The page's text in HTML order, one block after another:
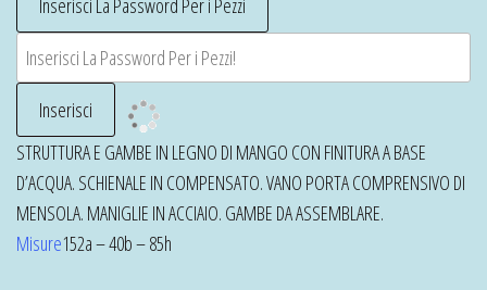
STRUTTURA E GAMBE IN LEGNO DI MANGO CON FINITURA A BASE
D’ACQUA. SCHIENALE IN COMPENSATO. VANO PORTA COMPRENSIVO DI
MENSOLA. MANIGLIE IN ACCIAIO. GAMBE DA ASSEMBLARE.
Misure152a – 40b – 85h